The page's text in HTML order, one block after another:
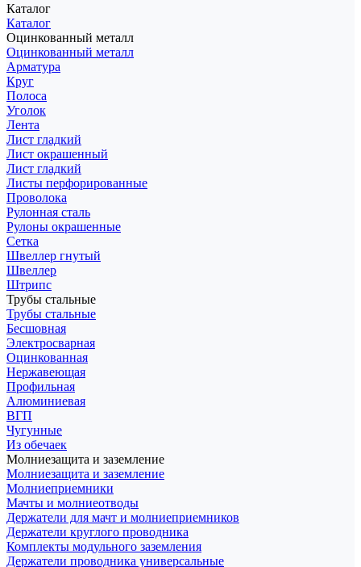
Каталог
Каталог
Оцинкованный металл
Оцинкованный металл
Арматура
Круг
Полоса
Уголок
Лента
Лист гладкий
Лист окрашенный
Лист гладкий
Листы перфорированные
Проволока
Рулонная сталь
Рулоны окрашенные
Сетка
Швеллер гнутый
Швеллер
Штрипс
Трубы стальные
Трубы стальные
Бесшовная
Электросварная
Оцинкованная
Нержавеющая
Профильная
Алюминиевая
ВГП
Чугунные
Из обечаек
Молниезащита и заземление
Молниезащита и заземление
Молниеприемники
Мачты и молниеотводы
Держатели для мачт и молниеприемников
Держатели круглого проводника
Комплекты модульного заземления
Держатели проводника универсальные